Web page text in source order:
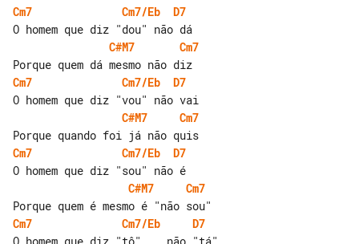
Cm7 Cm7/Eb
D7
C#M7
Cm7
Cm7
Cm7/Eb
D7
C#M7
Cm7
Cm7
Cm7/Eb
D7
C#M7
Cm7
Cm7
Cm7/Eb
D7